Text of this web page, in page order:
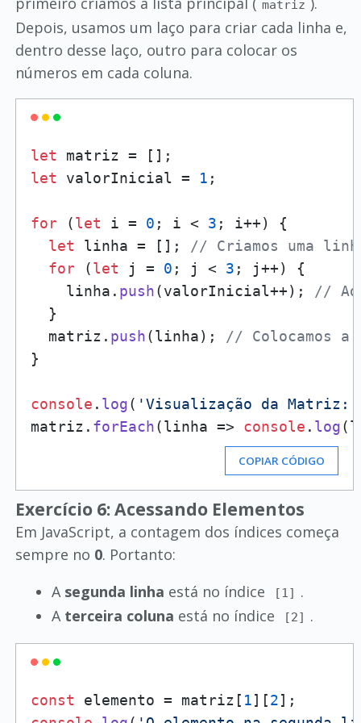
matriz
Depois, usamos um laço para criar cada linha e,
dentro desse laço, outro para colocar os
números em cada coluna.
let
let valorInicial = 1 ;
for (let i = 0 ; i < 3 ; i++) {
let linha = []; // Criamos uma
for (let j = 0 ; j < 3 ; j++) {
    linha.
push(valorInicial++); //
  }
  matriz.
push(linha); // Colocamos
}
console . log( 'Visualização da Matriz:'
matriz. forEach(linha => console . log
COPIAR CÓDIGO
Exercício 6: Acessando Elementos
Em JavaScript, a contagem dos índices começa
sempre no 0. Portanto:
A segunda linha está no índice [1] .
A terceira coluna está no índice [2] .
const elemento = matriz[ 1][2